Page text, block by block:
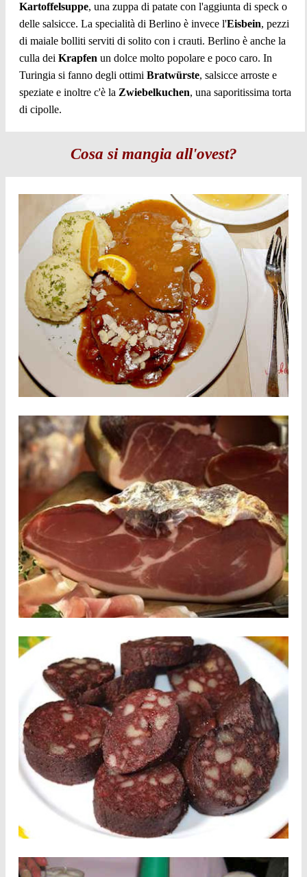
Kartoffelsuppe, una zuppa di patate con l'aggiunta di speck o
delle salsicce. La specialità di Berlino è invece l'Eisbein, pezzi
di maiale bolliti serviti di solito con i crauti. Berlino è anche la
culla dei Krapfen un dolce molto popolare e poco caro. In
Turingia si fanno degli ottimi Bratwürste, salsicce arroste e
speziate e inoltre c'è la Zwiebelkuchen, una saporitissima torta
di cipolle.
Cosa si mangia all'ovest?